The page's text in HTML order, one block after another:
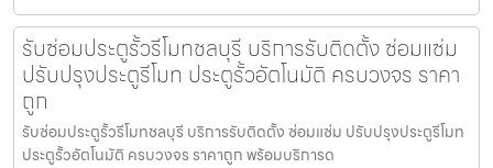
รับซ่อมประตูรั้วรีโมทชลบุรี บริการรับติดตั้ง ซ่อมแซ่ม
ปรับปรุงประตูรีโมท ประตูรั้วอัตโนมัติ ครบวงจร ราคา
ถูก
รับซ่อมประตูรั้วรีโมทชลบุรี บริการรับติดตั้ง ซ่อมแซ่ม ปรับปรุงประตูรีโมท
ประตูรั้วอัตโนมัติ ครบวงจร ราคาถูก พร้อมบริการด